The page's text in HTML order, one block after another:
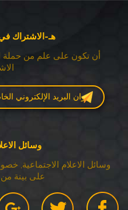
هـ-الاشتراك في
أن تكون على علم من حملة
وسائل
وسائل الاعلام الاجتماعية,
على بينة